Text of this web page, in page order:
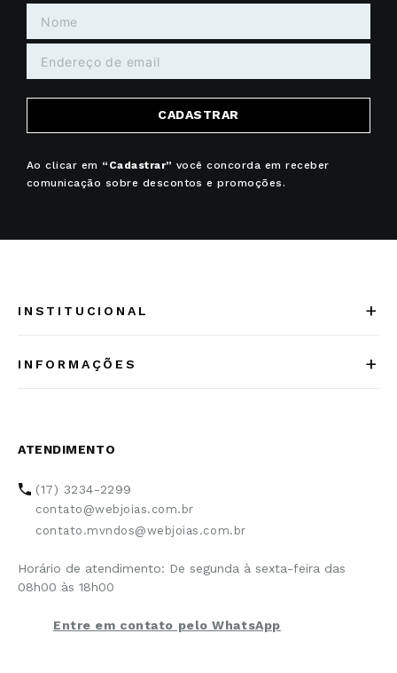
CADASTRAR
Ao clicar em “Cadastrar” você concorda em receber
comunicação sobre descontos e promoções.
INSTITUCIONAL +
Conheça a linha MVNDOS
INFORMAÇÕES +
Cancelamento de Compra
Certificado de Garantia
Forma de Pagamento
ATENDIMENTO
(17) 3234-2299
contato@webjoias.com.br
contato.mvndos@webjoias.com.br
Horário de atendimento: De segunda à sexta-feira das
08h00 às 18h00
Entre em contato pelo WhatsApp